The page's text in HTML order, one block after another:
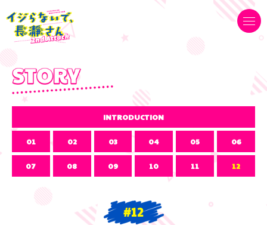
INTRODUCTION
01 02 03 04 05 06
07 08 09 10 11 12
#12